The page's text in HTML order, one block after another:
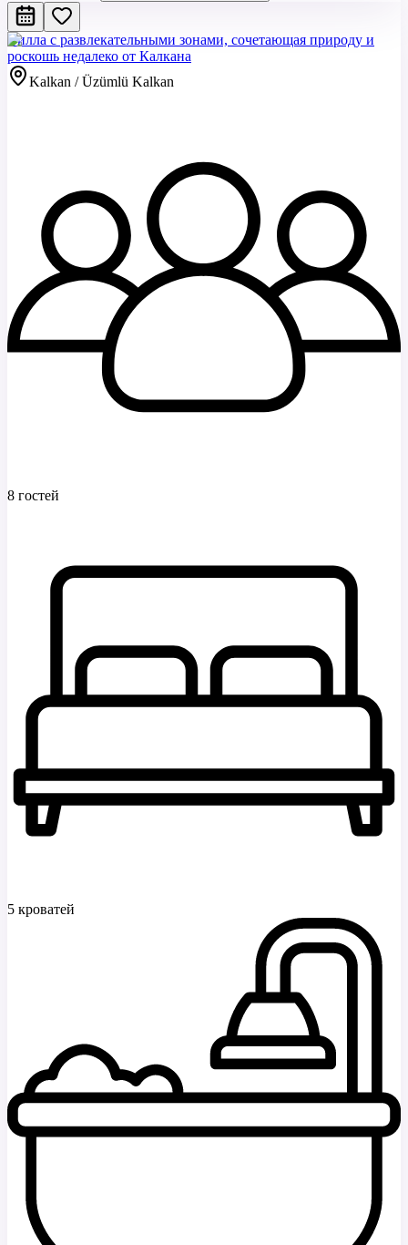
Вилла с развлекательными зонами, сочетающая природу и
роскошь недалеко от Калкана
Kalkan / Üzümlü Kalkan
8 гостей
5 кроватей